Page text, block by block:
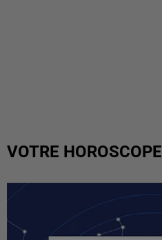
VOTRE HOROSCOPE